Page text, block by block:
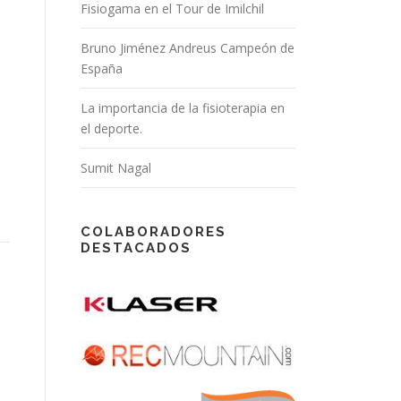
Fisiogama en el Tour de Imilchil
Bruno Jiménez Andreus Campeón de
España
La importancia de la fisioterapia en
el deporte.
Sumit Nagal
COLABORADORES
DESTACADOS